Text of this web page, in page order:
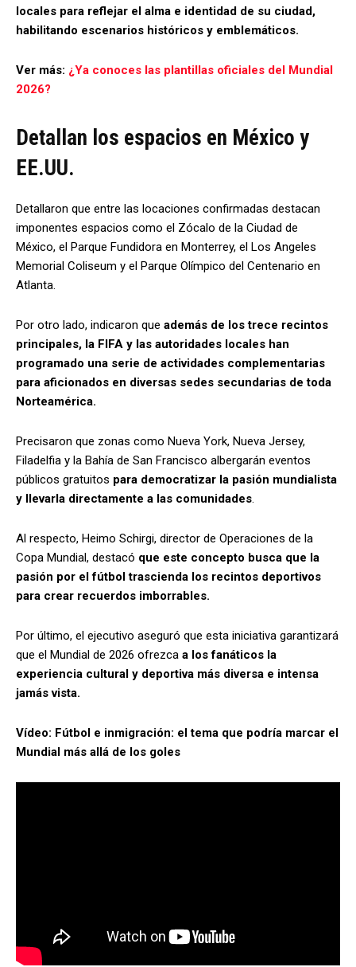
locales para reflejar el alma e identidad de su ciudad,
habilitando escenarios históricos y emblemáticos.
Ver más: ¿Ya conoces las plantillas oficiales del Mundial
2026?
Detallan los espacios en México y
EE.UU.
Detallaron que entre las locaciones confirmadas destacan
imponentes espacios como el Zócalo de la Ciudad de
México, el Parque Fundidora en Monterrey, el Los Angeles
Memorial Coliseum y el Parque Olímpico del Centenario en
Atlanta.
Por otro lado, indicaron que además de los trece recintos
principales, la FIFA y las autoridades locales han
programado una serie de actividades complementarias
para aficionados en diversas sedes secundarias de toda
Norteamérica.
Precisaron que zonas como Nueva York, Nueva Jersey,
Filadelfia y la Bahía de San Francisco albergarán eventos
públicos gratuitos para democratizar la pasión mundialista
y llevarla directamente a las comunidades.
Al respecto, Heimo Schirgi, director de Operaciones de la
Copa Mundial, destacó que este concepto busca que la
pasión por el fútbol trascienda los recintos deportivos
para crear recuerdos imborrables.
Por último, el ejecutivo aseguró que esta iniciativa garantizará
que el Mundial de 2026 ofrezca a los fanáticos la
experiencia cultural y deportiva más diversa e intensa
jamás vista.
Vídeo: Fútbol e inmigración: el tema que podría marcar el
Mundial más allá de los goles